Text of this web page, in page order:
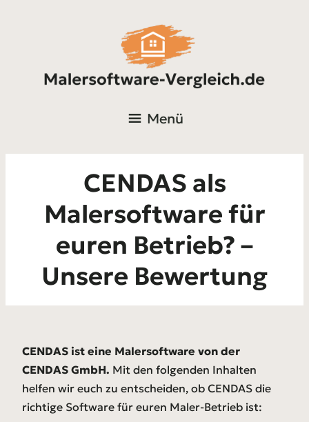
Menü
CENDAS als
Malersoftware für
euren Betrieb? –
Unsere Bewertung
CENDAS ist eine Malersoftware von der
CENDAS GmbH. Mit den folgenden Inhalten
helfen wir euch zu entscheiden, ob CENDAS die
richtige Software für euren Maler-Betrieb ist: